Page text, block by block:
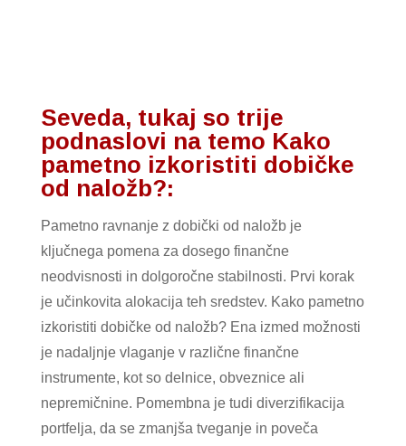
Seveda, tukaj so trije
podnaslovi na temo Kako
pametno izkoristiti dobičke
od naložb?:
Pametno ravnanje z dobički od naložb je
ključnega pomena za dosego finančne
neodvisnosti in dolgoročne stabilnosti. Prvi korak
je učinkovita alokacija teh sredstev. Kako pametno
izkoristiti dobičke od naložb? Ena izmed možnosti
je nadaljnje vlaganje v različne finančne
instrumente, kot so delnice, obveznice ali
nepremičnine. Pomembna je tudi diverzifikacija
portfelja, da se zmanjša tveganje in poveča